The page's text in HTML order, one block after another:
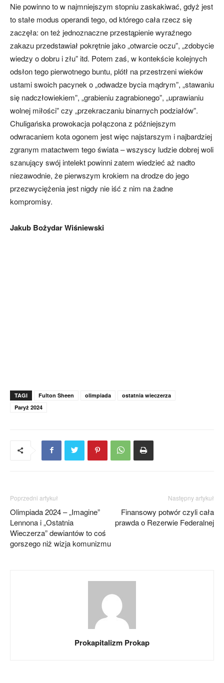
Nie powinno to w najmniejszym stopniu zaskakiwać, gdyż jest
to stałe modus operandi tego, od którego cała rzecz się
zaczęła: on też jednoznaczne przestąpienie wyraźnego
zakazu przedstawiał pokrętnie jako „otwarcie oczu”, „zdobycie
wiedzy o dobru i złu” itd. Potem zaś, w kontekście kolejnych
odsłon tego pierwotnego buntu, plótł na przestrzeni wieków
ustami swoich pacynek o „odwadze bycia mądrym”, „stawaniu
się nadczłowiekiem”, „grabieniu zagrabionego”, „uprawianiu
wolnej miłości” czy „przekraczaniu binarnych podziałów”.
Chuligańska prowokacja połączona z późniejszym
odwracaniem kota ogonem jest więc najstarszym i najbardziej
zgranym matactwem tego świata – wszyscy ludzie dobrej woli
szanujący swój intelekt powinni zatem wiedzieć aż nadto
niezawodnie, że pierwszym krokiem na drodze do jego
przezwyciężenia jest nigdy nie iść z nim na żadne
kompromisy.
Jakub Bożydar Wiśniewski
TAGI Fulton Sheen olimpiada
ostatnia wieczerza
Paryż 2024
Poprzedni artykuł
Olimpiada 2024 – „Imagine”
Lennona i „Ostatnia
Wieczerza” dewiantów to coś
gorszego niż wizja komunizmu
Następny artykuł
Finansowy potwór czyli cała
prawda o Rezerwie Federalnej
Prokapitalizm Prokap